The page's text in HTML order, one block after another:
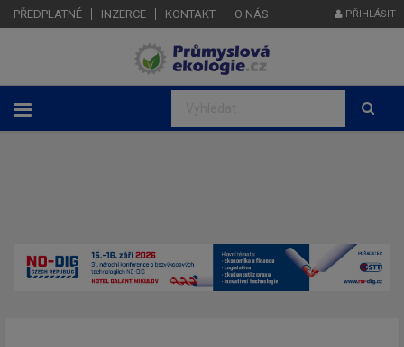
PŘEDPLATNÉ INZERCE KONTAKT O NÁS PŘIHLÁSIT